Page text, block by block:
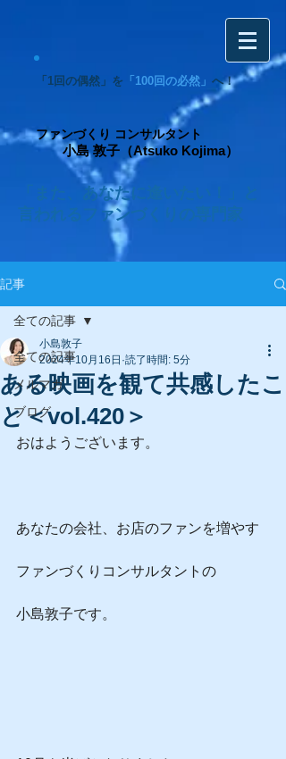
「1回の偶然」を 「100回の必然」 へ！
ファンづくり コンサルタント
小島 敦子（Atsuko Kojima）
「また、あなたに逢いたい！」と
言われるファンづくりの専門家
記事
全ての記事
メルマガ
ブログ
全ての記事
ある映画を観て共感したこ
と＜vol.420＞
小島敦子
2024年10月16日 読了時間: 5分
おはようございます。
あなたの会社、お店のファンを増やす
ファンづくりコンサルタントの
小島敦子です。